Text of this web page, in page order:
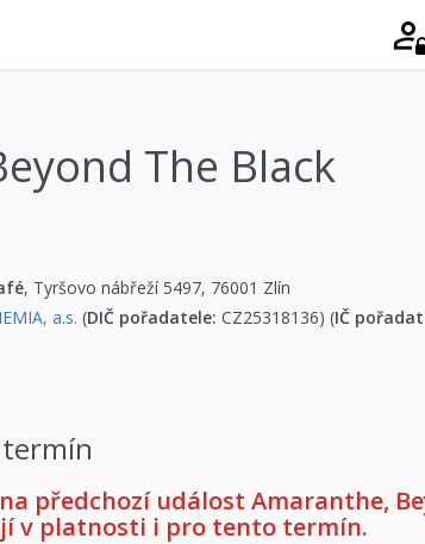
The Black
, Tyršovo nábřeží 5497, 76001 Zlín
a.s. (DIČ pořadatele: CZ25318136) (IČ
termín
předchozí událost Amaranthe,
v platnosti i pro tento termín.